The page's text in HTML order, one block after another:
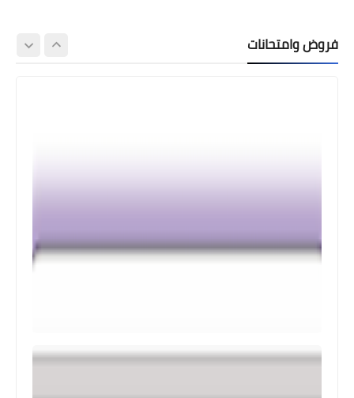
فروض وامتحانات